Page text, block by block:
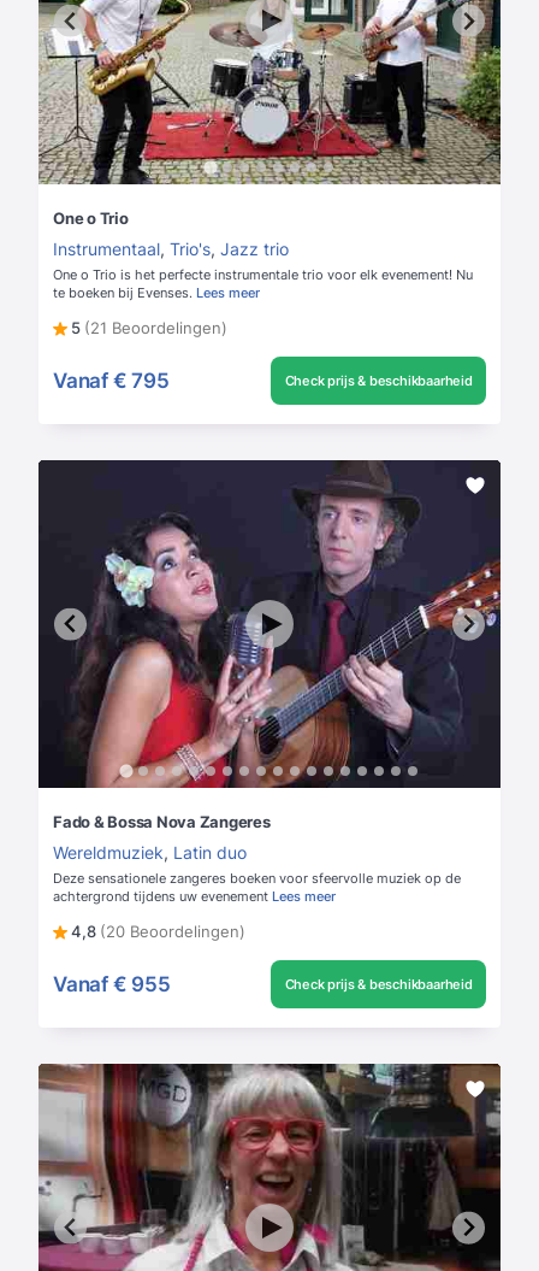
One o Trio
Instrumentaal, Trio's, Jazz trio
One o Trio is het perfecte instrumentale trio voor elk evenement! Nu
te boeken bij Evenses. Lees meer
5 (21 Beoordelingen)
Vanaf € 795 Check prijs & beschikbaarheid
Fado & Bossa Nova Zangeres
Wereldmuziek, Latin duo
Deze sensationele zangeres boeken voor sfeervolle muziek op de
achtergrond tijdens uw evenement Lees meer
4,8 (20 Beoordelingen)
Vanaf € 955 Check prijs & beschikbaarheid